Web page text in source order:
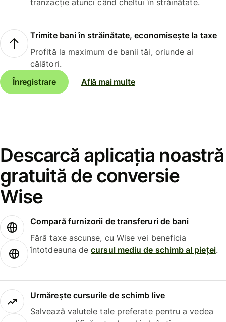
tranzacție atunci când cheltui în străinătate.
Trimite bani în străinătate, economisește la taxe
Profită la maximum de banii tăi, oriunde ai
călători.
Înregistrare
Află mai multe
Descarcă aplicația noastră
gratuită de conversie
Wise
Compară furnizorii de transferuri de bani
Fără taxe ascunse, cu Wise vei beneficia
întotdeauna decursul mediu de schimb al pieței.
Urmărește cursurile de schimb live
Salvează valutele tale preferate pentru a vedea